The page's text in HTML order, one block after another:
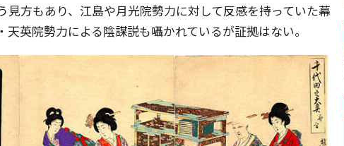
見方もあり、江島や月光院勢力に対して反感を持っていた幕
英院勢力による陰謀説も囁かれているが証拠はない。